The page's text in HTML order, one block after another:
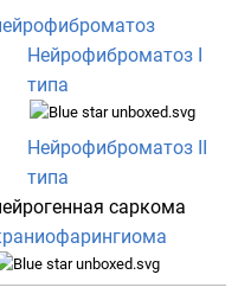
Нейрофиброматоз I
типа
Нейрофиброматоз II
типа
саркома